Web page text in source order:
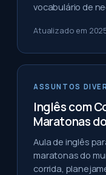
vocabulário de
Atualizado em
ASSUNTOS
Inglês com
Maratonas
Aula de inglês
maratonas do
corrida,